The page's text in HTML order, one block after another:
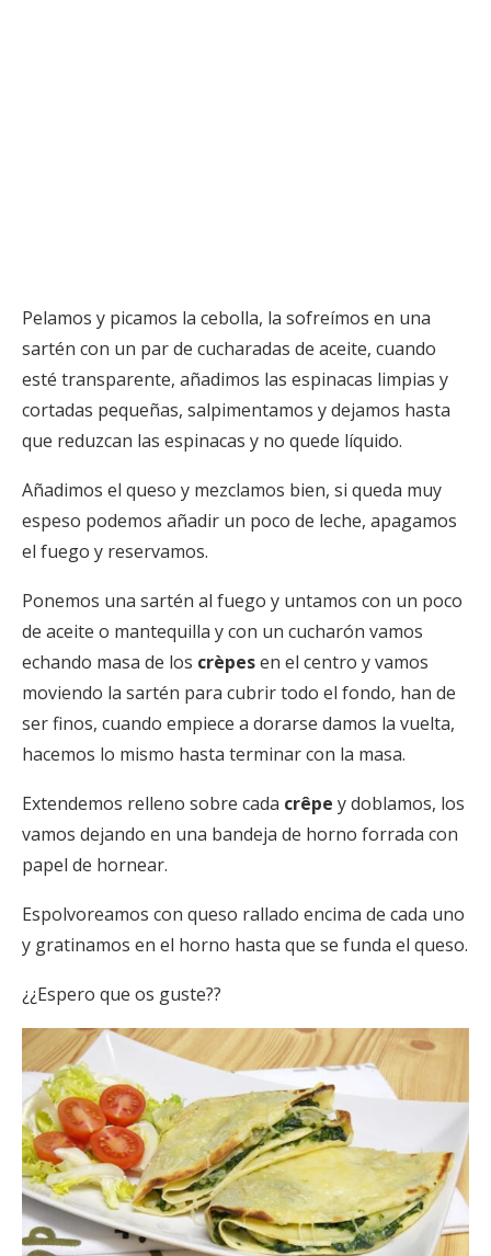
Pelamos y picamos la cebolla, la sofreímos en una
sartén con un par de cucharadas de aceite, cuando
esté transparente, añadimos las espinacas limpias y
cortadas pequeñas, salpimentamos y dejamos hasta
que reduzcan las espinacas y no quede líquido.
Añadimos el queso y mezclamos bien, si queda muy
espeso podemos añadir un poco de leche, apagamos
el fuego y reservamos.
Ponemos una sartén al fuego y untamos con un poco
de aceite o mantequilla y con un cucharón vamos
echando masa de los crèpesen el centro y vamos
moviendo la sartén para cubrir todo el fondo, han de
ser finos, cuando empiece a dorarse damos la vuelta,
hacemos lo mismo hasta terminar con la masa.
Extendemos relleno sobre cada crêpe y doblamos, los
vamos dejando en una bandeja de horno forrada con
papel de hornear.
Espolvoreamos con queso rallado encima de cada uno
y gratinamos en el horno hasta que se funda el queso.
¿¿Espero que os guste??